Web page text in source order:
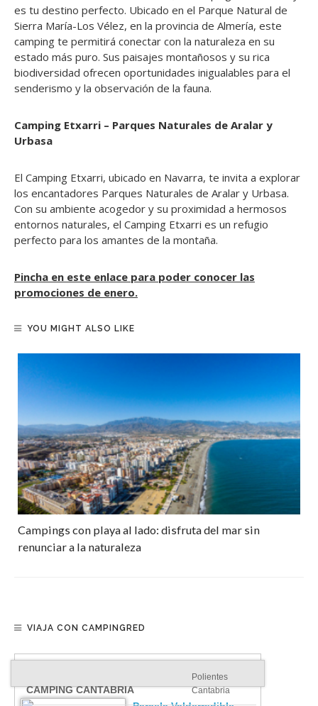
es tu destino perfecto. Ubicado en el Parque Natural de
Sierra María-Los Vélez, en la provincia de Almería, este
camping te permitirá conectar con la naturaleza en su
estado más puro. Sus paisajes montañosos y su rica
biodiversidad ofrecen oportunidades inigualables para el
senderismo y la observación de la fauna.
Camping Etxarri – Parques Naturales de Aralar y
Urbasa
El Camping Etxarri, ubicado en Navarra, te invita a explorar
los encantadores Parques Naturales de Aralar y Urbasa.
Con su ambiente acogedor y su proximidad a hermosos
entornos naturales, el Camping Etxarri es un refugio
perfecto para los amantes de la montaña.
Pincha en este enlace para poder conocer las
promociones de enero.
YOU MIGHT ALSO LIKE
Campings con playa al lado: disfruta del mar sin
renunciar a la naturaleza
VIAJA CON CAMPINGRED
CAMPING CANTABRIA
Polientes
Cantabria